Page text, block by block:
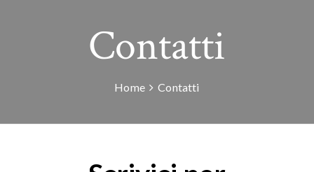
Contatti
Home Contatti